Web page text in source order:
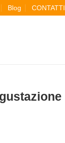
Blog CONTATTI